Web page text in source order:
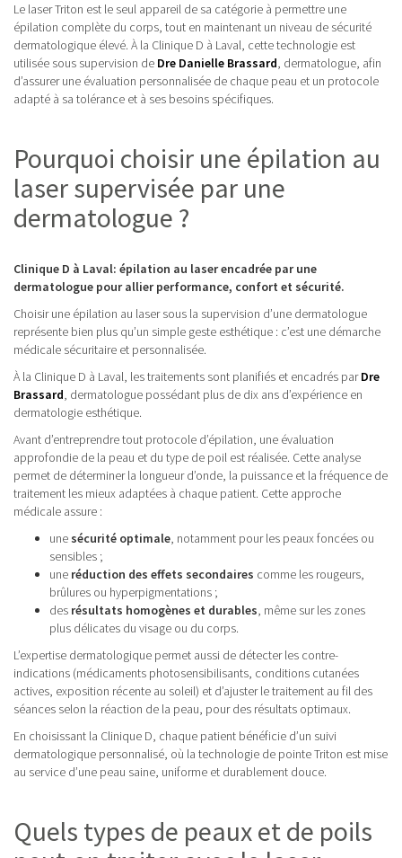
Le laser Triton est le seul appareil de sa catégorie à permettre une
épilation complète du corps, tout en maintenant un niveau de sécurité
dermatologique élevé. À la Clinique D à Laval, cette technologie est
utilisée sous supervision de Dre Danielle Brassard, dermatologue, afin
d’assurer une évaluation personnalisée de chaque peau et un protocole
adapté à sa tolérance et à ses besoins spécifiques.
Pourquoi choisir une épilation au
laser supervisée par une
dermatologue ?
Clinique D à Laval: épilation au laser encadrée par une
dermatologue pour allier performance, confort et sécurité.
Choisir une épilation au laser sous la supervision d’une dermatologue
représente bien plus qu’un simple geste esthétique : c’est une démarche
médicale sécuritaire et personnalisée.
À la Clinique D à Laval, les traitements sont planifiés et encadrés parDre
Brassard, dermatologue possédant plus de dix ans d’expérience en
dermatologie esthétique.
Avant d’entreprendre tout protocole d’épilation, une évaluation
approfondie de la peau et du type de poil est réalisée. Cette analyse
permet de déterminer la longueur d’onde, la puissance et la fréquence de
traitement les mieux adaptées à chaque patient. Cette approche
médicale assure :
une sécurité optimale, notamment pour les peaux foncées ou
sensibles ;
une réduction des effets secondaires comme les rougeurs,
brûlures ou hyperpigmentations ;
des résultats homogènes et durables, même sur les zones
plus délicates du visage ou du corps.
L’expertise dermatologique permet aussi de détecter les contre-
indications (médicaments photosensibilisants, conditions cutanées
actives, exposition récente au soleil) et d’ajuster le traitement au fil des
séances selon la réaction de la peau, pour des résultats optimaux.
En choisissant la Clinique D, chaque patient bénéficie d’un suivi
dermatologique personnalisé, où la technologie de pointe Triton est mise
au service d’une peau saine, uniforme et durablement douce.
Quels types de peaux et de poils